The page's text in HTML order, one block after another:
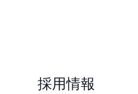
採用情報